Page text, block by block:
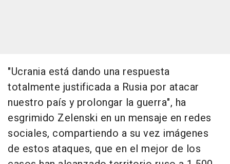
"Ucrania está dando una respuesta
totalmente justificada a Rusia por atacar
nuestro país y prolongar la guerra", ha
esgrimido Zelenski en un mensaje en redes
sociales, compartiendo a su vez imágenes
de estos ataques, que en el mejor de los